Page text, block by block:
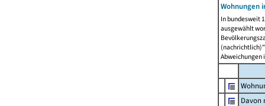
Wohnungen
In bundesweit
ausgewählt
Abweichungen
Davon